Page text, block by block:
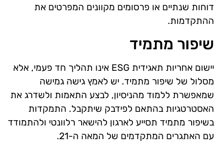
דוחות שנתיים או פרסומים מקוונים המפרטים את
ההתקדמות.
שיפור מתמיד
יישום אחריות תאגידית ESG אינו תהליך חד פעמי, אלא
מסלול של שיפור מתמיד. יש לאמץ גישה גמישה
שמאפשרת ללמוד מהניסיון, לבצע התאמות ולשדרג את
האסטרטגיות בהתאם לפידבק שיתקבל. התמקדות
בשיפור מתמיד תסייע לארגון להישאר רלוונטי ולהתמודד
עם האתגרים המתקדמים של המאה ה-21.